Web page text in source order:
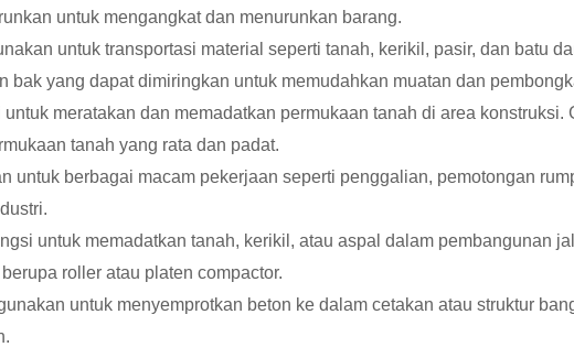
untuk mengangkat dan menurunkan barang.
untuk transportasi material seperti tanah, kerikil, pasir, dan batu
bak yang dapat dimiringkan untuk memudahkan muatan dan
untuk meratakan dan memadatkan permukaan tanah di area
tanah yang rata dan padat.
untuk berbagai macam pekerjaan seperti penggalian, pemotongan
untuk memadatkan tanah, kerikil, atau aspal dalam pembangunan
roller atau platen compactor.
untuk menyemprotkan beton ke dalam cetakan atau struktur